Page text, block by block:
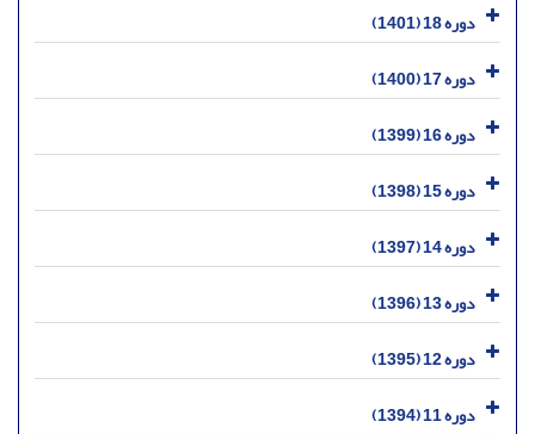
دوره 18 (1401)
دوره 17 (1400)
دوره 16 (1399)
دوره 15 (1398)
دوره 14 (1397)
دوره 13 (1396)
دوره 12 (1395)
دوره 11 (1394)